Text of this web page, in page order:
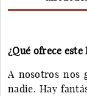
¿Qué ofrece
A nosotros nos
nadie. Hay